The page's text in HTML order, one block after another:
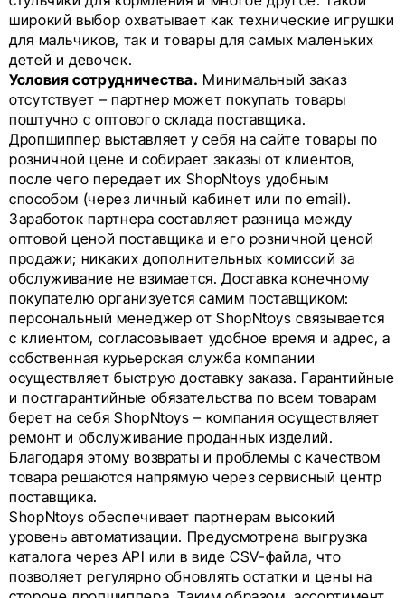
широкий выбор охватывает как технические игрушки
для мальчиков, так и товары для самых маленьких
детей и девочек.
Условия сотрудничества. Минимальный заказ
отсутствует – партнер может покупать товары
поштучно с оптового склада поставщика.
Дропшиппер выставляет у себя на сайте товары по
розничной цене и собирает заказы от клиентов,
после чего передает их ShopNtoys удобным
способом (через личный кабинет или по email).
Заработок партнера составляет разница между
оптовой ценой поставщика и его розничной ценой
продажи; никаких дополнительных комиссий за
обслуживание не взимается. Доставка конечному
покупателю организуется самим поставщиком:
персональный менеджер от ShopNtoys связывается
с клиентом, согласовывает удобное время и адрес, а
собственная курьерская служба компании
осуществляет быструю доставку заказа. Гарантийные
и постгарантийные обязательства по всем товарам
берет на себя ShopNtoys – компания осуществляет
ремонт и обслуживание проданных изделий.
Благодаря этому возвраты и проблемы с качеством
товара решаются напрямую через сервисный центр
поставщика.
ShopNtoys обеспечивает партнерам высокий
уровень автоматизации. Предусмотрена выгрузка
каталога через API или в виде CSV-файла, что
позволяет регулярно обновлять остатки и цены на